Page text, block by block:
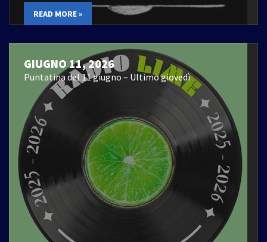
READ MORE »
GIUGNO 11, 2026
Puntatina del 11 giugno – Ultimo giovedì